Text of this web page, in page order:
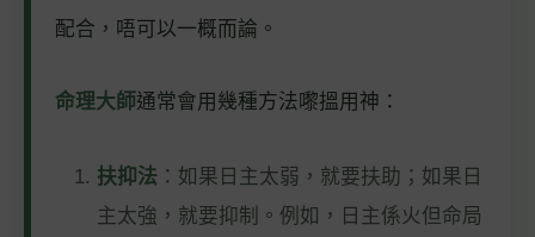
配合，唔可以一概而論。
命理大師通常會用幾種方法嚟搵用神：
扶抑法 ：如果日主太弱，就要扶助；如果日
主太強，就要抑制。例如，日主係火但命局